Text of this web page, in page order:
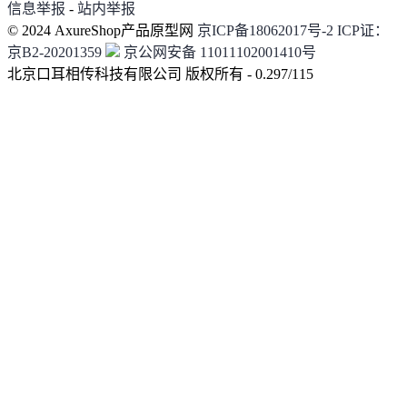
信息举报 - 站内举报
© 2024 AxureShop产品原型网 京ICP备18062017号-2 ICP证：
京B2-20201359
京公网安备 11011102001410号
北京口耳相传科技有限公司 版权所有 - 0.297/115